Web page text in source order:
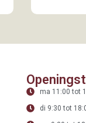
ma 11:00 tot
di 9:30 tot